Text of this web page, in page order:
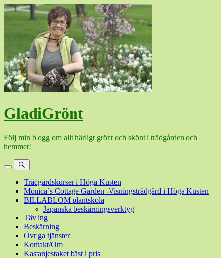
Hoppa
GladiGrönt
Följ min blogg om allt härligt grönt och skönt i trädgården och
hemmet!
MenySök
Trädgårdskurser i Höga Kusten
Monica´s Cottage Garden -Visningsträdgård i Höga Kusten
BILLABLOM plantskola
Japanska beskärningsverktyg
Tävling
Beskärning
Övriga tjänster
Kontakt/Om
Kastanjestaket bäst i pris